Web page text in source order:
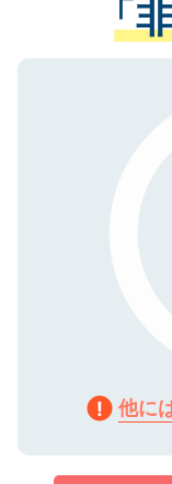
る、プラ
で、機密
させてい
ない方に
ので、ま
「
他に